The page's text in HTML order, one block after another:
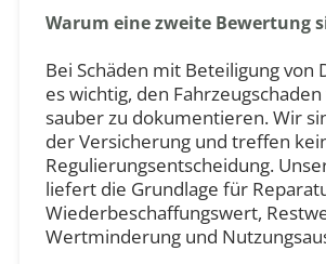
Warum eine zweite Bewertung
Bei Schäden mit Beteiligung von
es wichtig, den
sauber zu dokumentieren. Wir
der Versicherung und treffen
Regulierungsentscheidung.
liefert die Grundlage für
Wiederbeschaffungswert,
Wertminderung und